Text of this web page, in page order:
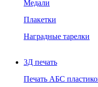
Медали
Плакетки
Наградные тарелки
3Д печать
Печать АБС